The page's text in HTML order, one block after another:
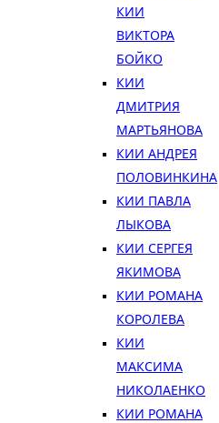
КИИ
ВИКТОРА
БОЙКО
КИИ
ДМИТРИЯ
МАРТЬЯНОВА
КИИ АНДРЕЯ
ПОЛОВИНКИНА
КИИ ПАВЛА
ЛЫКОВА
КИИ СЕРГЕЯ
ЯКИМОВА
КИИ РОМАНА
КОРОЛЕВА
КИИ
МАКСИМА
НИКОЛАЕНКО
КИИ РОМАНА